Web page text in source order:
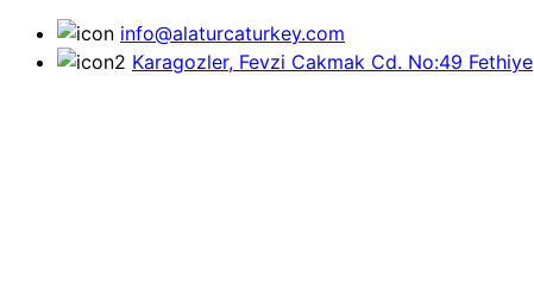
info@alaturcaturkey.com
Karagozler, Fevzi Cakmak Cd. No:49 Fethiye